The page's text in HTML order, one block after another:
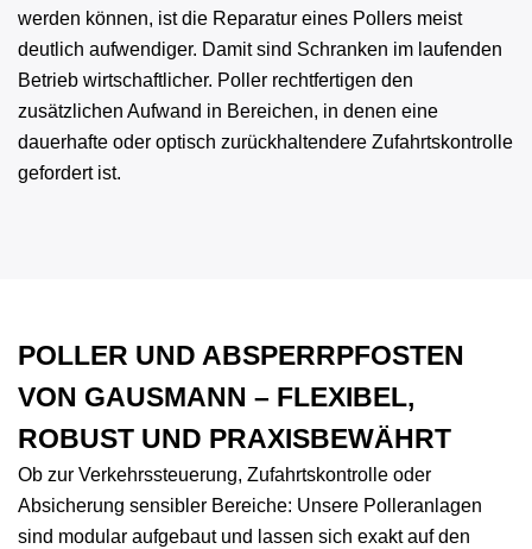
werden können, ist die Reparatur eines Pollers meist
deutlich aufwendiger. Damit sind Schranken im laufenden
Betrieb wirtschaftlicher. Poller rechtfertigen den
zusätzlichen Aufwand in Bereichen, in denen eine
dauerhafte oder optisch zurückhaltendere Zufahrtskontrolle
gefordert ist.
POLLER UND ABSPERRPFOSTEN
VON GAUSMANN – FLEXIBEL,
ROBUST UND PRAXISBEWÄHRT
Ob zur Verkehrssteuerung, Zufahrtskontrolle oder
Absicherung sensibler Bereiche: Unsere Polleranlagen
sind modular aufgebaut und lassen sich exakt auf den